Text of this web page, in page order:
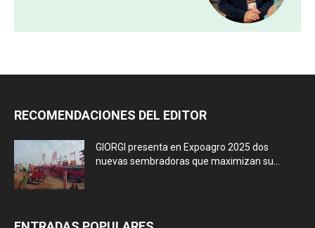
RECOMENDACIONES DEL EDITOR
GIORGI presenta en Expoagro 2025 dos
nuevas sembradoras que maximizan su...